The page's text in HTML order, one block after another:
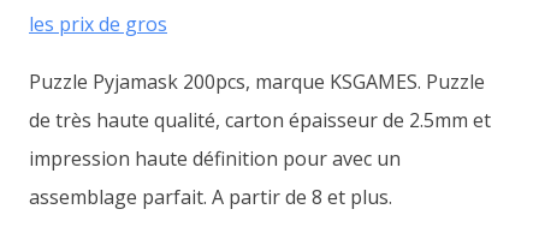
les prix de gros
Puzzle Pyjamask 200pcs, marque KSGAMES. Puzzle
de très haute qualité, carton épaisseur de 2.5mm et
impression haute définition pour avec un
assemblage parfait. A partir de 8 et plus.